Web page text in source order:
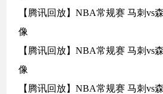
【腾讯回放】NBA常规赛 马刺vs
像
【腾讯回放】NBA常规赛 马刺vs
像
【腾讯回放】NBA常规赛 马刺vs